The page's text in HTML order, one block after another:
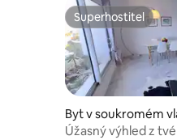
Superhostitel
Superhostitel
Byt v soukromém
ve městě Puerto
Úžasný výhled z